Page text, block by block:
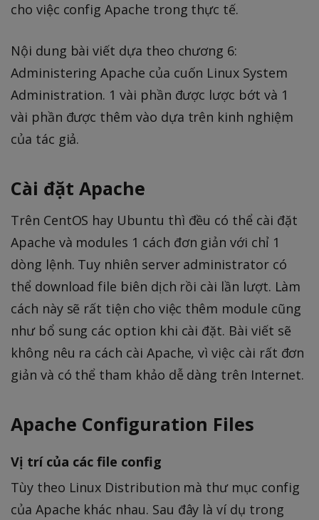
cho việc config Apache trong thực tế.
Nội dung bài viết dựa theo chương 6:
Administering Apache của cuốn Linux System
Administration. 1 vài phần được lược bớt và 1
vài phần được thêm vào dựa trên kinh nghiệm
của tác giả.
Cài đặt Apache
Trên CentOS hay Ubuntu thì đều có thể cài đặt
Apache và modules 1 cách đơn giản với chỉ 1
dòng lệnh. Tuy nhiên server administrator có
thể download file biên dịch rồi cài lần lượt. Làm
cách này sẽ rất tiện cho việc thêm module cũng
như bổ sung các option khi cài đặt. Bài viết sẽ
không nêu ra cách cài Apache, vì việc cài rất đơn
giản và có thể tham khảo dễ dàng trên Internet.
Apache Configuration Files
Vị trí của các file config
Tùy theo Linux Distribution mà thư mục config
của Apache khác nhau. Sau đây là ví dụ trong